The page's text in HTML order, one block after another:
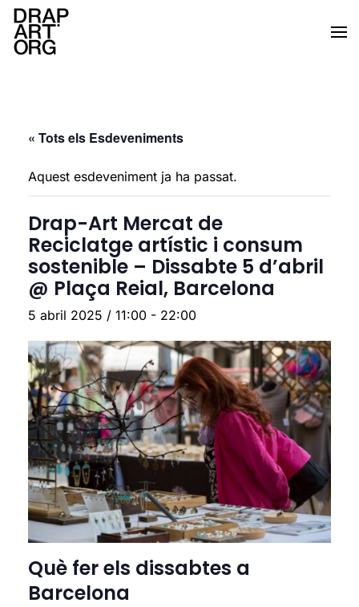
Skip to main content
« Tots els Esdeveniments
Aquest esdeveniment ja ha passat.
Drap-Art Mercat de
Reciclatge artístic i consum
sostenible – Dissabte 5 d’abril
@ Plaça Reial, Barcelona
5 abril 2025 / 11:00 - 22:00
Què fer els dissabtes a
Barcelona